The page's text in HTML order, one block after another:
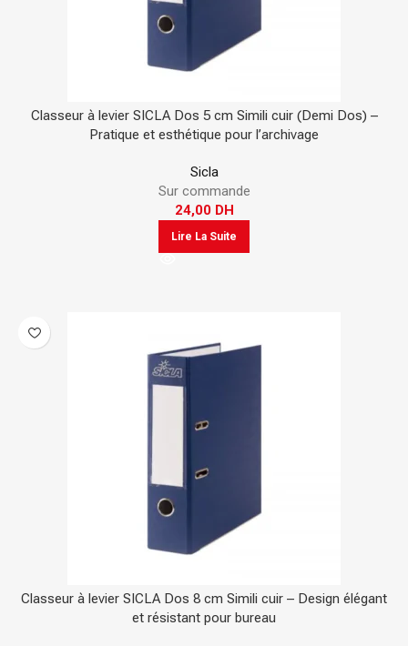
Classeur à levier SICLA Dos 5 cm Simili cuir (Demi Dos) –
Pratique et esthétique pour l’archivage
Sicla
Sur commande
24,00 DH
Lire La Suite
Classeur à levier SICLA Dos 8 cm Simili cuir – Design élégant
et résistant pour bureau